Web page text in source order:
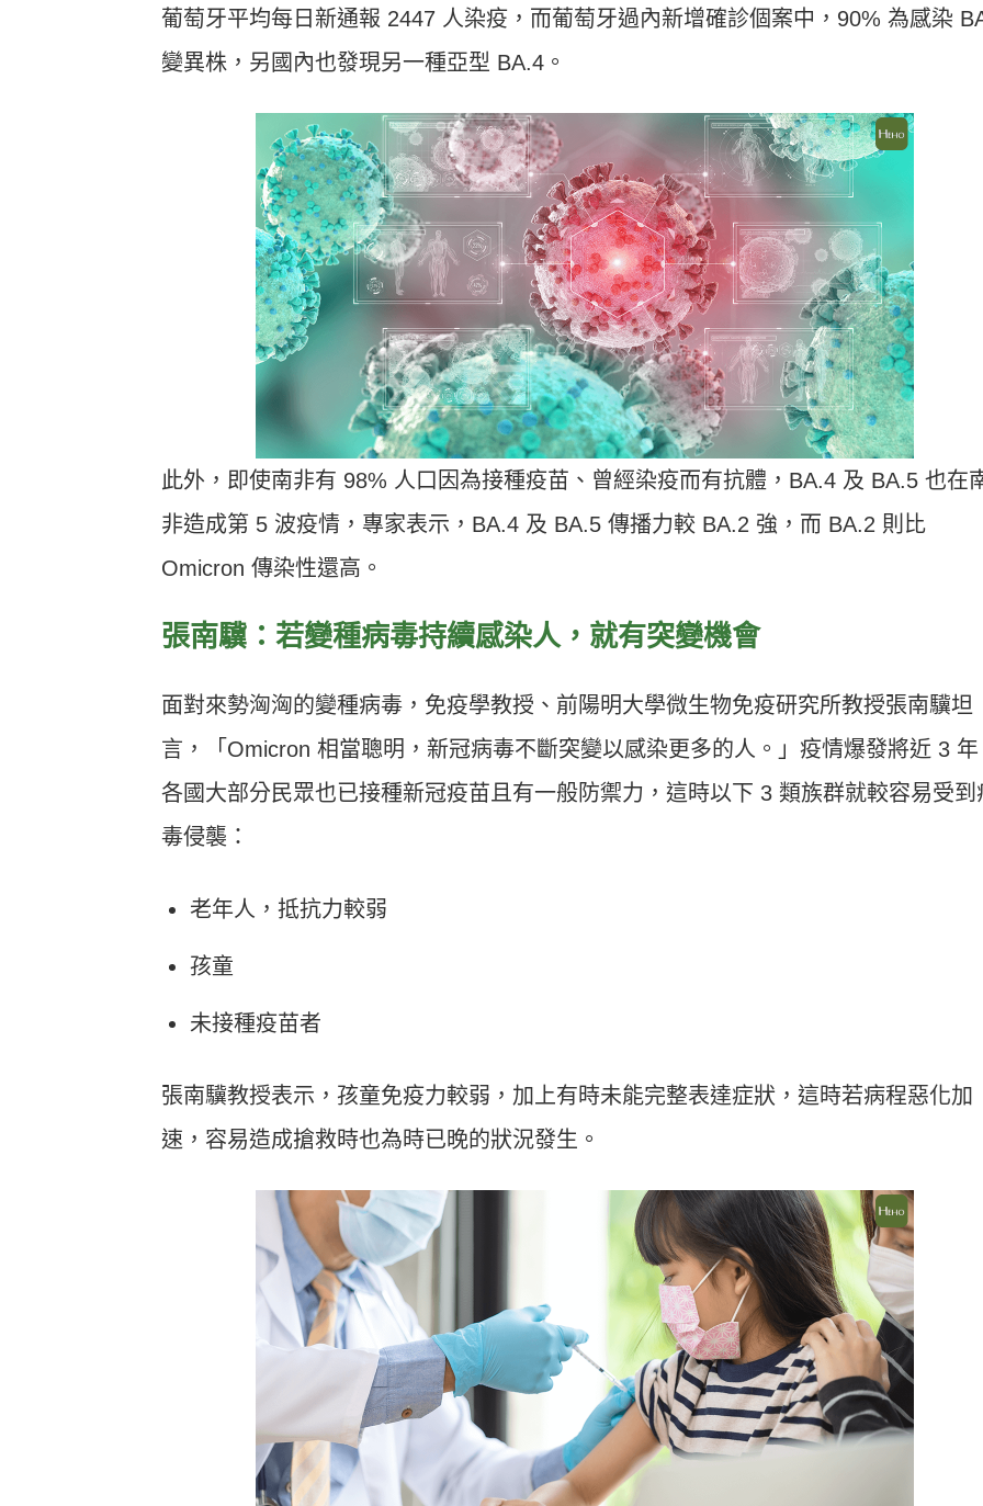
葡萄牙平均每日新通報 2447 人染疫，而葡萄牙過內新增確診個案中，90% 為感染
變異株，另國內也發現另一種亞型 BA.4。
此外，即使南非有 98% 人口因為接種疫苗、曾經染疫而有抗體，BA.4 及 BA.5 也在
非造成第 5 波疫情，專家表示，BA.4 及 BA.5 傳播力較 BA.2 強，而 BA.2 則比
Omicron 傳染性還高。
張南驥：若變種病毒持續感染人，就有突變機會
面對來勢洶洶的變種病毒，免疫學教授、前陽明大學微生物免疫研究所教授張南驥坦
言，「Omicron 相當聰明，新冠病毒不斷突變以感染更多的人。」疫情爆發將近 3 年
各國大部分民眾也已接種新冠疫苗且有一般防禦力，這時以下 3 類族群就較容易受到
毒侵襲：
老年人，抵抗力較弱
孩童
未接種疫苗者
張南驥教授表示，孩童免疫力較弱，加上有時未能完整表達症狀，這時若病程惡化加
速，容易造成搶救時也為時已晚的狀況發生。